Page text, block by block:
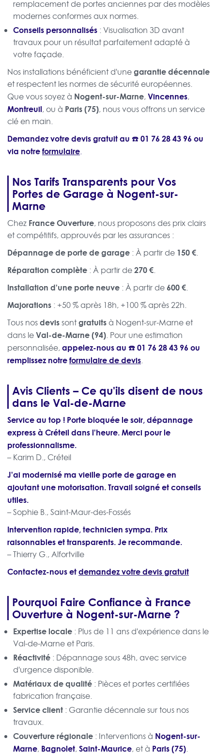
remplacement de portes anciennes par des modèles
modernes conformes aux normes.
Conseils personnalisés : Visualisation 3D avant
travaux pour un résultat parfaitement adapté à
votre façade.
Nos installations bénéficient d'unegarantie décennale
et respectent les normes de sécurité européennes.
Que vous soyez à Nogent-sur-Marne, Vincennes,
Montreuil, ou à Paris (75), nous vous offrons un service
clé en main.
Demandez votre devis gratuit au ☎️01 76 28 43 96 ou
via notreformulaire.
Nos Tarifs Transparents pour Vos
Portes de Garage à Nogent-sur-
Marne
Chez France Ouverture, nous proposons des prix clairs
et compétitifs, approuvés par les assurances :
Dépannage de porte de garage : À partir de 150 €.
Réparation complète : À partir de270 €.
Installation d'une porte neuve : À partir de600 €.
Majorations : +50 % après 18h, +100 % après 22h.
Tous nosdevissontgratuitsà Nogent-sur-Marne et
dans leVal-de-Marne (94). Pour une estimation
personnalisée, appelez-nous au ☎️01 76 28 43 96 ou
remplissez notreformulaire de devis.
Avis Clients – Ce qu'ils disent de nous
dans le Val-de-Marne
Service au top ! Porte bloquée le soir, dépannage
express à Créteil dans l'heure. Merci pour le
professionnalisme.
– Karim D., Créteil
J'ai modernisé ma vieille porte de garage en
ajoutant une motorisation. Travail soigné et conseils
utiles.
– Sophie B., Saint-Maur-des-Fossés
Intervention rapide, technicien sympa. Prix
raisonnables et transparents. Je recommande.
– Thierry G., Alfortville
Contactez-nous etdemandez votre devis gratuit
Pourquoi Faire Confiance à France
Ouverture à Nogent-sur-Marne ?
Expertise locale : Plus de 11 ans d'expérience dans le
Val-de-Marne et Paris.
Réactivité : Dépannage sous 48h, avec service
d'urgence disponible.
Matériaux de qualité : Pièces et portes certifiées
fabrication française.
Service client : Garantie décennale sur tous nos
travaux.
Couverture régionale : Interventions à Nogent-sur-
Marne, Bagnolet, Saint-Maurice, et à Paris (75).